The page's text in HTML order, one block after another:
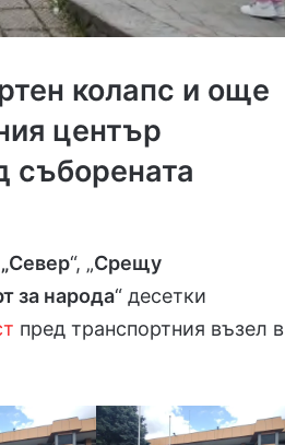
колапс и още
център
съборената
“, „Срещу
за народа“ десетки
пред транспортния възел в